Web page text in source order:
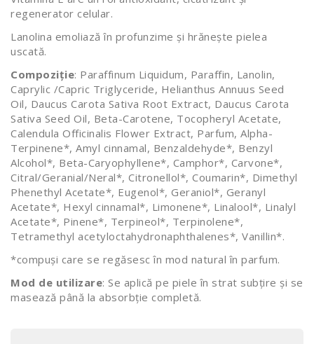
regenerator celular.
Lanolina emoliază în profunzime și hrănește pielea
uscată.
Compoziție: Paraffinum Liquidum, Paraffin, Lanolin,
Caprylic /Capric Triglyceride, Helianthus Annuus Seed
Oil, Daucus Carota Sativa Root Extract, Daucus Carota
Sativa Seed Oil, Beta-Carotene, Tocopheryl Acetate,
Calendula Officinalis Flower Extract, Parfum, Alpha-
Terpinene*, Amyl cinnamal, Benzaldehyde*, Benzyl
Alcohol*, Beta-Caryophyllene*, Camphor*, Carvone*,
Citral/Geranial/Neral*, Citronellol*, Coumarin*, Dimethyl
Phenethyl Acetate*, Eugenol*, Geraniol*, Geranyl
Acetate*, Hexyl cinnamal*, Limonene*, Linalool*, Linalyl
Acetate*, Pinene*, Terpineol*, Terpinolene*,
Tetramethyl acetyloctahydronaphthalenes*, Vanillin*.
*compuși care se regăsesc în mod natural în parfum.
Mod de utilizare: Se aplică pe piele în strat subțire și se
masează până la absorbție completă.